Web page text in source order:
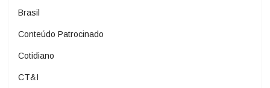
Brasil
Conteúdo Patrocinado
Cotidiano
CT&I